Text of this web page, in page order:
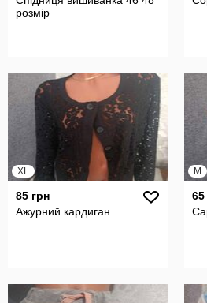
розмір
XL
85 грн
Ажурний кардиган
M
65